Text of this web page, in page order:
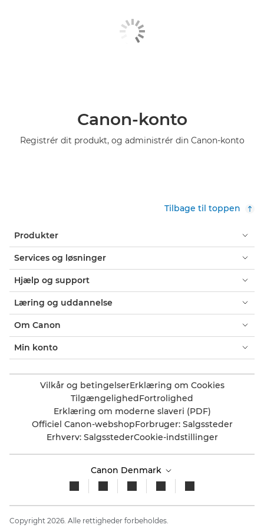
Canon-konto
Registrér dit produkt, og administrér din Canon-konto
Tilbage til toppen
Produkter
Services og løsninger
Hjælp og support
Læring og uddannelse
Om Canon
Min konto
Vilkår og betingelserErklæring om Cookies
TilgængelighedFortrolighed
Erklæring om moderne slaveri (PDF)
Officiel Canon-webshopForbruger: Salgssteder
Erhverv: SalgsstederCookie-indstillinger
Canon Denmark
Copyright 2026. Alle rettigheder forbeholdes.